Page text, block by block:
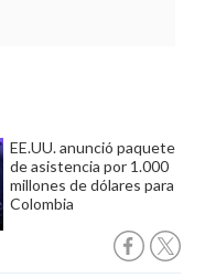
EE.UU. anunció paquete
de asistencia por 1.000
millones de dólares para
Colombia